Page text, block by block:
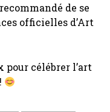
de se
officielles d’Art
pour célébrer l’art